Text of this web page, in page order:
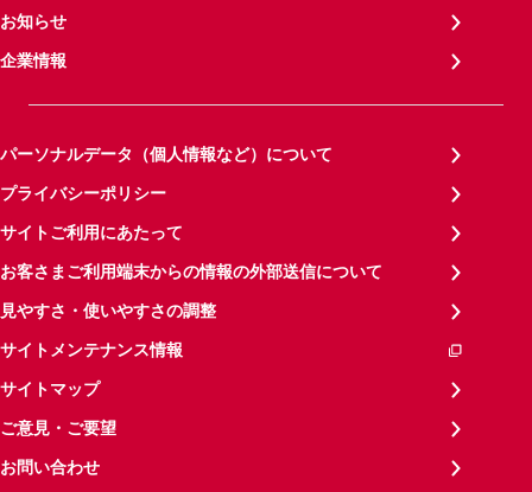
お知らせ
企業情報
パーソナルデータ（個人情報など）について
プライバシーポリシー
サイトご利用にあたって
お客さまご利用端末からの情報の外部送信について
見やすさ・使いやすさの調整
サイトメンテナンス情報
サイトマップ
ご意見・ご要望
お問い合わせ